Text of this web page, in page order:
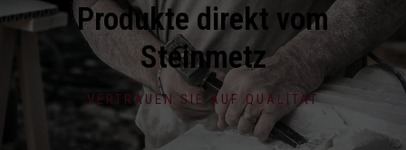
Produkte direkt vom
Steinmetz
VERTRAUEN SIE AUF QUALITÄT